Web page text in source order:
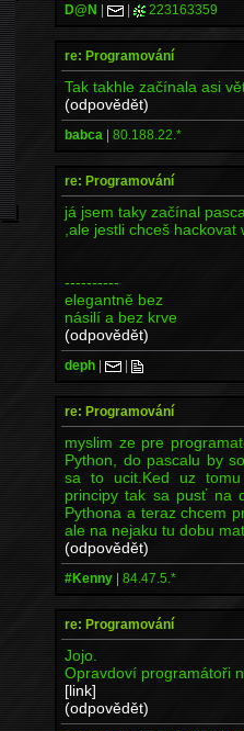
D@N | | 223163359
re: Programování
Tak takhle začínala asi
(odpovědět)
babca | 80.188.22.*
re: Programování
já jsem taky začínal
,ale jestli chceš
----------
elegantně bez
násilí a bez krve
(odpovědět)
deph | |
re: Programování
myslim ze pre
Python, do pascalu by
sa to ucit.Ked uz
principy tak sa pusť na
Pythona a teraz chcem
ale na nejaku tu dobu
(odpovědět)
#Kenny | 84.47.5.*
re: Programování
Jojo.
Opravdoví programátoři
[link]
(odpovědět)